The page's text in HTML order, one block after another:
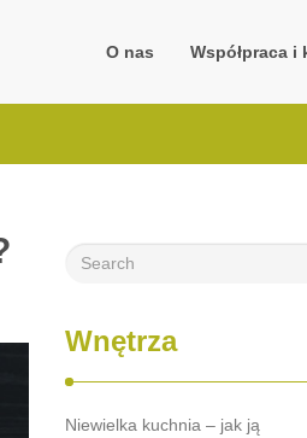
O nas Współpraca i
Wnętrza
Niewielka kuchnia – jak ją